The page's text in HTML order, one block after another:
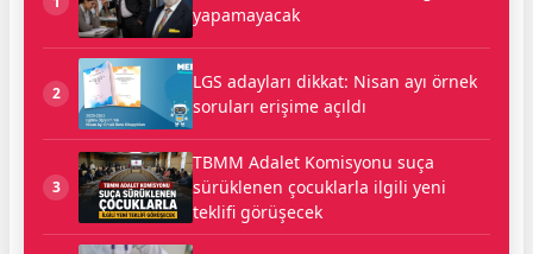
yapamayacak
2
LGS adayları dikkat: Nisan ayı örnek
soruları erişime açıldı
3
TBMM Adalet Komisyonu suça
sürüklenen çocuklarla ilgili yeni
teklifi görüşecek